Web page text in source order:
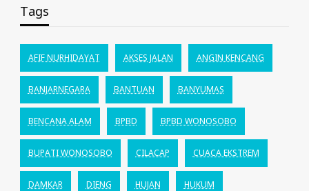
Tags
AFIF NURHIDAYAT AKSES JALAN ANGIN KENCANG
BANJARNEGARA BANTUAN BANYUMAS
BENCANA ALAM BPBD BPBD WONOSOBO
BUPATI WONOSOBO CILACAP CUACA EKSTREM
DAMKAR DIENG HUJAN HUKUM